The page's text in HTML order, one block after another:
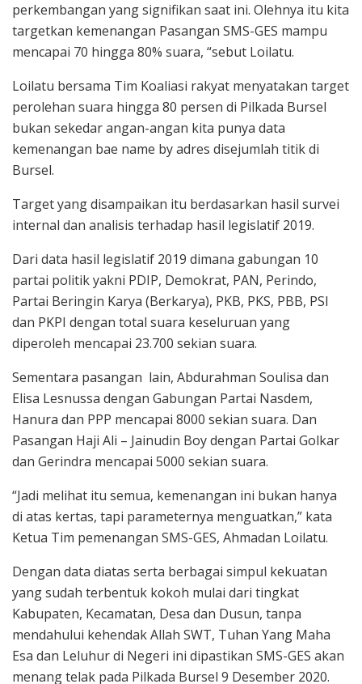
perkembangan yang signifikan saat ini. Olehnya itu kita
targetkan kemenangan Pasangan SMS-GES mampu
mencapai 70 hingga 80% suara, “sebut Loilatu.
Loilatu bersama Tim Koaliasi rakyat menyatakan target
perolehan suara hingga 80 persen di Pilkada Bursel
bukan sekedar angan-angan kita punya data
kemenangan bae name by adres disejumlah titik di
Bursel.
Target yang disampaikan itu berdasarkan hasil survei
internal dan analisis terhadap hasil legislatif 2019.
Dari data hasil legislatif 2019 dimana gabungan 10
partai politik yakni PDIP, Demokrat, PAN, Perindo,
Partai Beringin Karya (Berkarya), PKB, PKS, PBB, PSI
dan PKPI dengan total suara keseluruan yang
diperoleh mencapai 23.700 sekian suara.
Sementara pasangan lain, Abdurahman Soulisa dan
Elisa Lesnussa dengan Gabungan Partai Nasdem,
Hanura dan PPP mencapai 8000 sekian suara. Dan
Pasangan Haji Ali – Jainudin Boy dengan Partai Golkar
dan Gerindra mencapai 5000 sekian suara.
“Jadi melihat itu semua, kemenangan ini bukan hanya
di atas kertas, tapi parameternya menguatkan,” kata
Ketua Tim pemenangan SMS-GES, Ahmadan Loilatu.
Dengan data diatas serta berbagai simpul kekuatan
yang sudah terbentuk kokoh mulai dari tingkat
Kabupaten, Kecamatan, Desa dan Dusun, tanpa
mendahului kehendak Allah SWT, Tuhan Yang Maha
Esa dan Leluhur di Negeri ini dipastikan SMS-GES akan
menang telak pada Pilkada Bursel 9 Desember 2020.